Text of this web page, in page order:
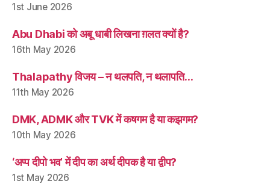
1st June 2026
Abu Dhabi को अबू धाबी लिखना ग़लत क्यों है?
16th May 2026
Thalapathy विजय – न थलपति, न थलापति…
11th May 2026
DMK, ADMK और TVK में कषगम है या कझगम?
10th May 2026
‘अप्प दीपो भव’ में दीप का अर्थ दीपक है या द्वीप?
1st May 2026